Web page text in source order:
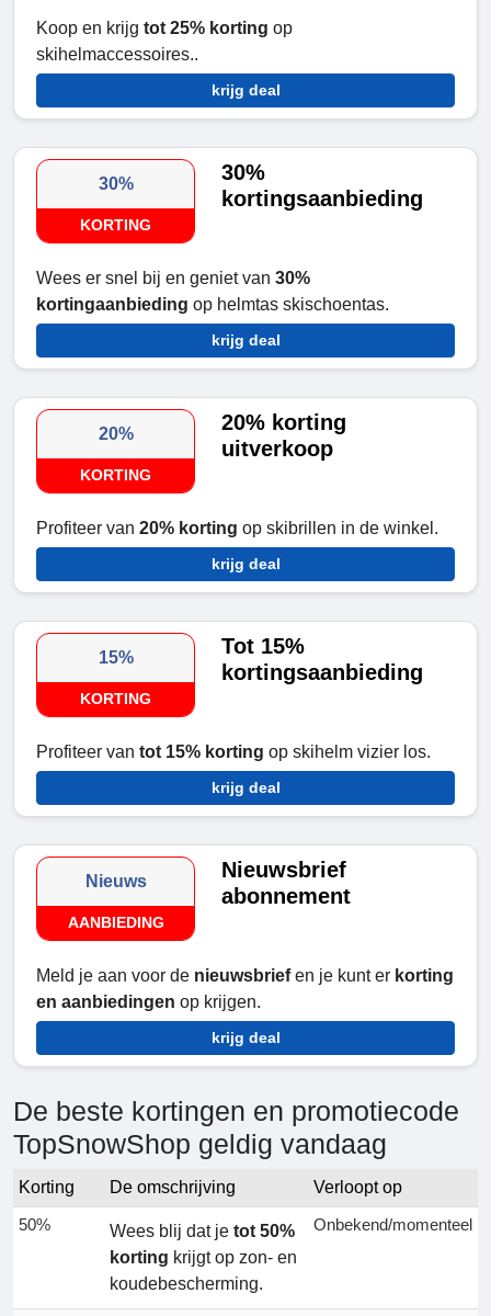
Koop en krijg tot 25% korting op
skihelmaccessoires..
krijg deal
30%
KORTING
30%
kortingsaanbieding
Wees er snel bij en geniet van 30%
kortingaanbieding op helmtas skischoentas.
krijg deal
20%
KORTING
20% korting
uitverkoop
Profiteer van 20% korting op skibrillen in de winkel.
krijg deal
15%
KORTING
Tot 15%
kortingsaanbieding
Profiteer van tot 15% korting op skihelm vizier los.
krijg deal
Nieuws
AANBIEDING
Nieuwsbrief
abonnement
Meld je aan voor de nieuwsbriefen je kunt er korting
en aanbiedingen op krijgen.
krijg deal
De beste kortingen en promotiecode
TopSnowShop geldig vandaag
Korting De omschrijving
Verloopt op
50%
Wees blij dat je tot 50%
korting krijgt op zon- en
koudebescherming.
Onbekend/momenteel